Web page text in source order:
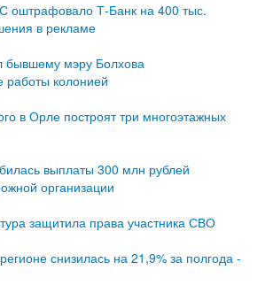
оштрафовало Т-Банк на 400 тыс.
в рекламе
бывшему мэру Болхова
работы колонией
в Орле построят три многоэтажных
выплаты 300 млн рублей
организации
защитила права участника СВО
снизилась на 21,9% за полгода -